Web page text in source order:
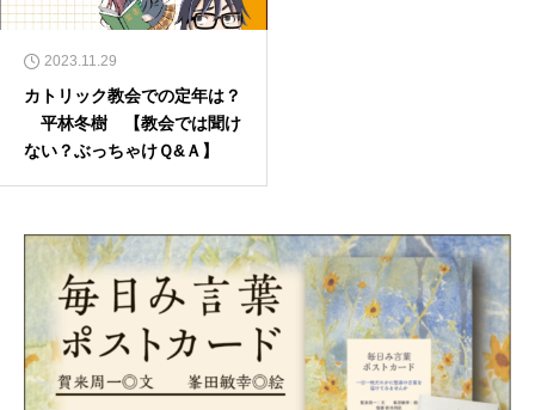
2023.11.29
カトリック教会での定年は？
平林冬樹 【教会では聞け
ない？ぶっちゃけＱ&Ａ】